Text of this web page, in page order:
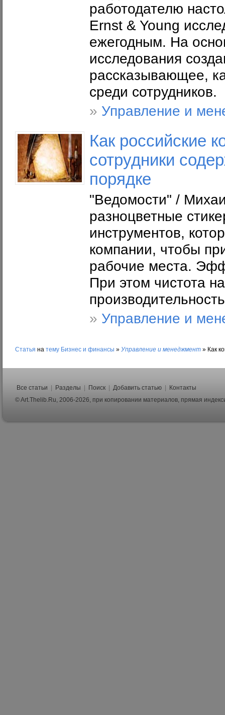
работодателю
Ernst & Young
ежегодным. На
исследования
рассказывающее,
среди сотрудников.
» Управление и
Как российские
сотрудники
порядке
"Ведомости" /
разноцветные
инструментов,
компании, чтобы
рабочие места.
При этом чистота
» Управление и
Статья на тему Бизнес и финансы » Управление и менеджмент » Как
Все статьи Разделы Поиск Добавить статью
Контакты
© Art.Thelib.Ru, 2006-2026, при копировании материалов, прямая